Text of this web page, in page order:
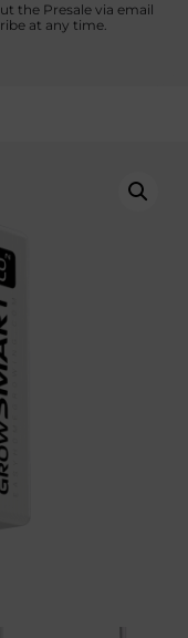
the Presale via email
at any time.